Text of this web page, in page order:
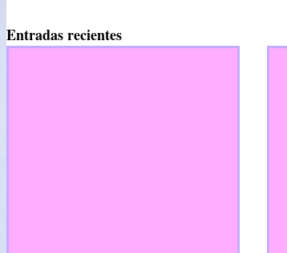
Entradas recientes